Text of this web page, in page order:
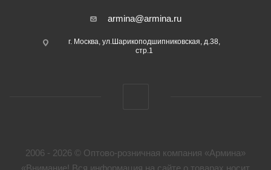
armina@armina.ru
г. Москва, ул.Шарикоподшипниковская, д.38,
стр.1
2006 - 2026 © Оптово-розничная компания «Армина»
«Внимание! Вся информация на сайте о товарах носит